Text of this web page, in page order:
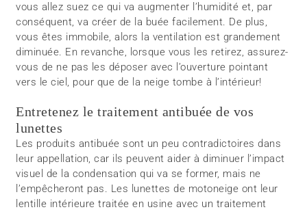
vous allez suez ce qui va augmenter l’humidité et, par
conséquent, va créer de la buée facilement. De plus,
vous êtes immobile, alors la ventilation est grandement
diminuée. En revanche, lorsque vous les retirez, assurez-
vous de ne pas les déposer avec l’ouverture pointant
vers le ciel, pour que de la neige tombe à l’intérieur!
Entretenez le traitement antibuée de vos
lunettes
Les produits antibuée sont un peu contradictoires dans
leur appellation, car ils peuvent aider à diminuer l’impact
visuel de la condensation qui va se former, mais ne
l’empêcheront pas. Les lunettes de motoneige ont leur
lentille intérieure traitée en usine avec un traitement